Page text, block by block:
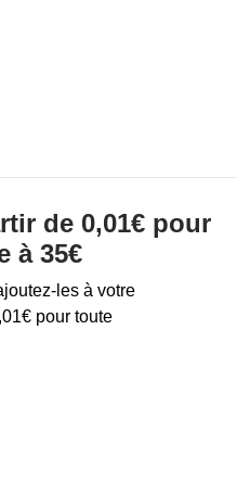
de 0,01€ pour
à 35€
les à votre
pour toute